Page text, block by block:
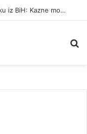
Šta od voća smijete unijeti u Hrvatsku iz BiH: Kazne mogu dostići 13.260 evra